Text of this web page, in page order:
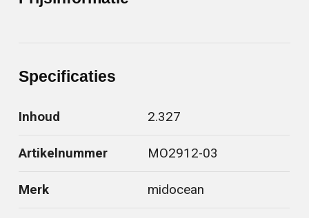
Specificaties
Inhoud 2.327
Artikelnummer MO2912-03
Merk midocean